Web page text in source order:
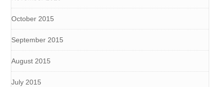
October 2015
September 2015
August 2015
July 2015